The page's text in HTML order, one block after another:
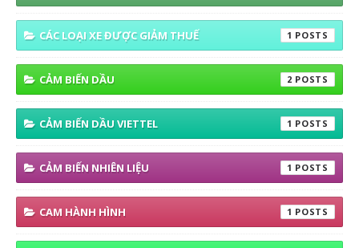
CÁC LOẠI XE ĐƯỢC GIẢM THUẾ 1
CẢM BIẾN DẦU 2
CẢM BIẾN DẦU VIETTEL 1
CẢM BIẾN NHIÊN LIỆU 1
CAM HÀNH HÌNH 1